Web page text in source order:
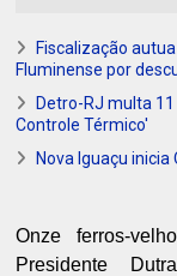
Fiscalização
Fluminense por
Detro-RJ multa
Controle Térmico'
Nova Iguaçu
Onze ferros-
Presidente